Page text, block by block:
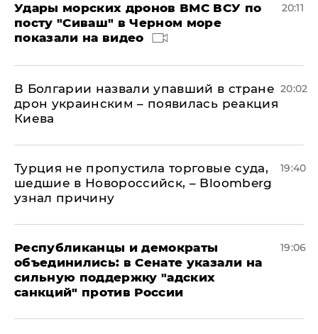
Удары морских дронов ВМС ВСУ по
посту "Сиваш" в Черном море
показали на видео
20:11
В Болгарии назвали упавший в стране
дрон украинским – появилась реакция
Киева
20:02
Турция не пропустила торговые суда,
шедшие в Новороссийск, – Bloomberg
узнал причину
19:40
Республиканцы и демократы
объединились: в Сенате указали на
сильную поддержку "адских
санкций" против России
19:06